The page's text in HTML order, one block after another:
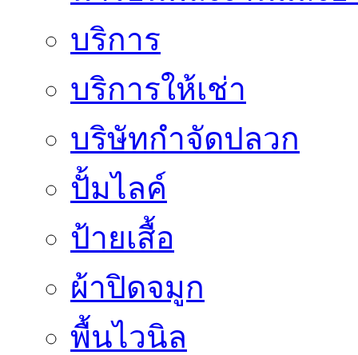
บริการ
บริการให้เช่า
บริษัทกำจัดปลวก
ปั้มไลค์
ป้ายเสื้อ
ผ้าปิดจมูก
พื้นไวนิล